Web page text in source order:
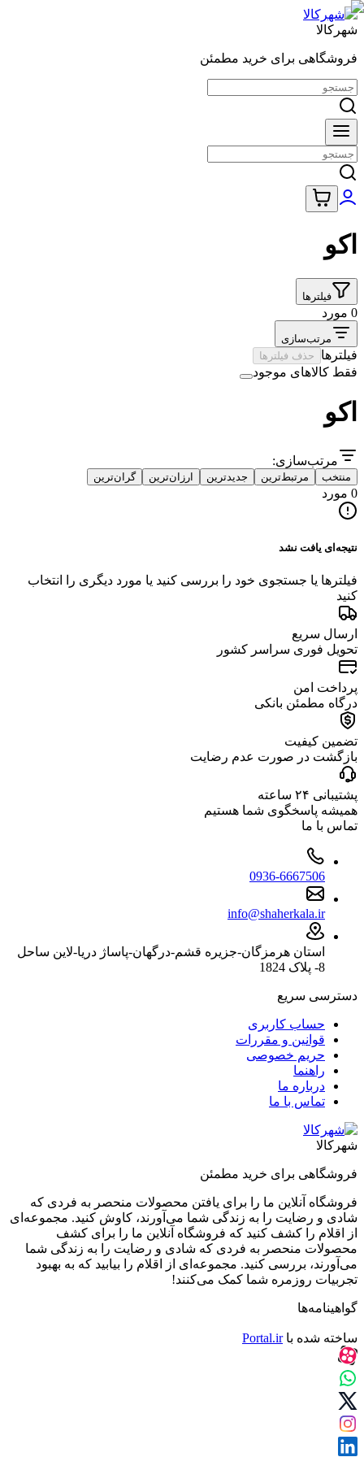
شهرکالا
فروشگاهی برای خرید مطمئن
اکو
فیلترها
0 مورد
مرتب‌سازی
فیلترها حذف فیلترها
فقط کالاهای موجود
اکو
مرتب‌سازی:
منتخب مرتبط‌ترین جدیدترین ارزان‌ترین گران‌ترین
0 مورد
نتیجه‌ای یافت نشد
فیلترها یا جستجوی خود را بررسی کنید یا مورد دیگری را انتخاب
کنید
ارسال سریع
تحویل فوری سراسر کشور
پرداخت امن
درگاه مطمئن بانکی
تضمین کیفیت
بازگشت در صورت عدم رضایت
پشتیبانی ۲۴ ساعته
همیشه پاسخگوی شما هستیم
تماس با ما
0936-6667506
info@shaherkala.ir
استان هرمزگان-جزیره قشم-درگهان-پاساژ دریا-لاین ساحل
8- پلاک 1824
دسترسی سریع
حساب کاربری
قوانین و مقررات
حریم خصوصی
راهنما
درباره ما
تماس با ما
شهرکالا
فروشگاهی برای خرید مطمئن
فروشگاه آنلاین ما را برای یافتن محصولات منحصر به فردی که
شادی و رضایت را به زندگی شما می‌آورند، کاوش کنید. مجموعه‌ای
از اقلام را کشف کنید که فروشگاه آنلاین ما را برای کشف
محصولات منحصر به فردی که شادی و رضایت را به زندگی شما
می‌آورند، بررسی کنید. مجموعه‌ای از اقلام را بیابید که به بهبود
تجربیات روزمره شما کمک می‌کنند!
گواهینامه‌ها
ساخته شده باPortal.ir